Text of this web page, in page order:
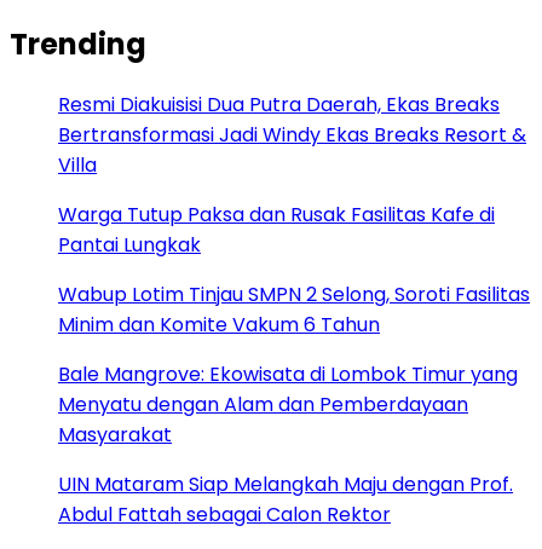
Trending
Resmi Diakuisisi Dua Putra Daerah, Ekas Breaks
Bertransformasi Jadi Windy Ekas Breaks Resort &
Villa
Warga Tutup Paksa dan Rusak Fasilitas Kafe di
Pantai Lungkak
Wabup Lotim Tinjau SMPN 2 Selong, Soroti Fasilitas
Minim dan Komite Vakum 6 Tahun
Bale Mangrove: Ekowisata di Lombok Timur yang
Menyatu dengan Alam dan Pemberdayaan
Masyarakat
UIN Mataram Siap Melangkah Maju dengan Prof.
Abdul Fattah sebagai Calon Rektor